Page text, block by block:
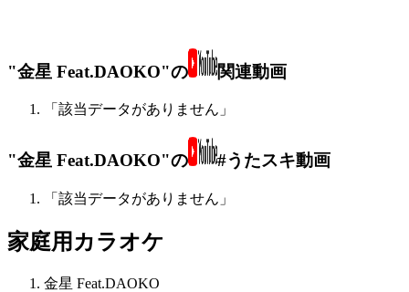
"金星 Feat.DAOKO"の 関連動画
「該当データがありません」
"金星 Feat.DAOKO"の #うたスキ動画
「該当データがありません」
家庭用カラオケ
金星 Feat.DAOKO